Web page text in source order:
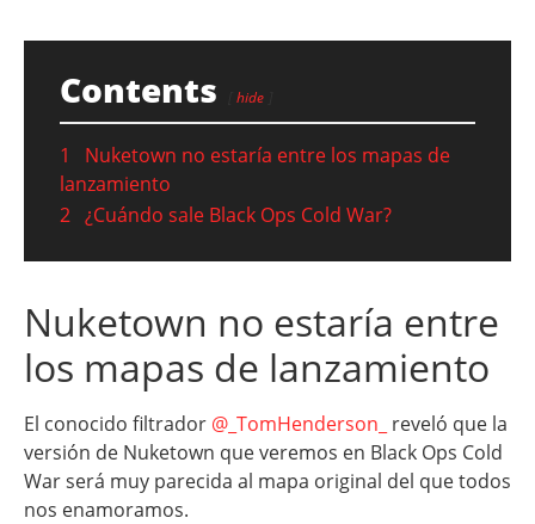
Contents hide
1
Nuketown no estaría entre los mapas de
lanzamiento
2 ¿Cuándo sale Black Ops Cold War?
Nuketown no estaría entre
los mapas de lanzamiento
El conocido filtrador @_TomHenderson_ reveló que la
versión de Nuketown que veremos en Black Ops Cold
War será muy parecida al mapa original del que todos
nos enamoramos.